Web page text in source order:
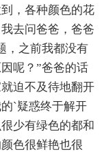
，各种颜色的花
去问爸爸，爸爸
，之前我都没有
呢？”爸爸的话
迫不及待地翻开
`疑惑终于解开
少有绿色的都和
色很鲜艳也很